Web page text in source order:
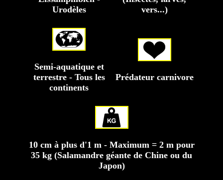
Urodèles
vers...)
Semi-aquatique et
terrestre - Tous les
continents
Prédateur carnivore
10 cm à plus d'1 m - Maximum = 2 m pour
35 kg (Salamandre géante de Chine ou du
Japon)